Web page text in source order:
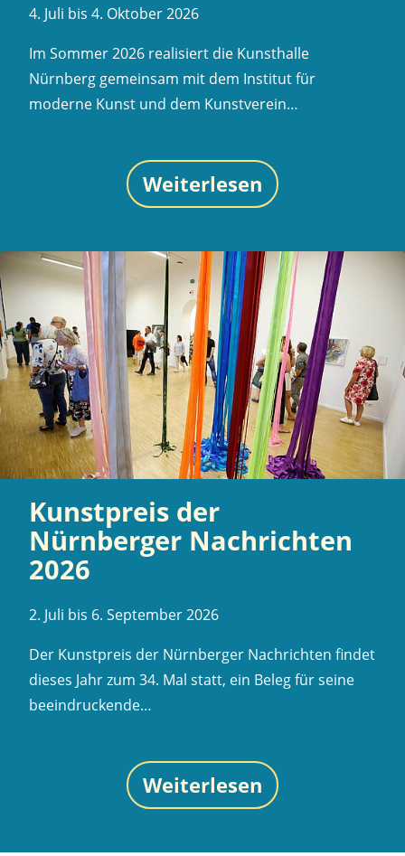
4. Juli bis 4. Oktober 2026
Im Sommer 2026 realisiert die Kunsthalle
Nürnberg gemeinsam mit dem Institut für
moderne Kunst und dem Kunstverein…
Weiterlesen
Kunstpreis der
Nürnberger Nachrichten
2026
2. Juli bis 6. September 2026
Der Kunstpreis der Nürnberger Nachrichten findet
dieses Jahr zum 34. Mal statt, ein Beleg für seine
beeindruckende…
Weiterlesen